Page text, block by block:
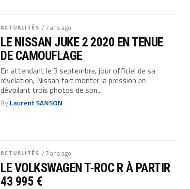
ACTUALITÉS / 7 ans ago
LE NISSAN JUKE 2 2020 EN TENUE
DE CAMOUFLAGE
En attendant le 3 septembre, jour officiel de sa
révélation, Nissan fait monter la pression en
dévoilant trois photos de son...
ByLaurent SANSON
ACTUALITÉS / 7 ans ago
LE VOLKSWAGEN T-ROC R À PARTIR
43 995 €